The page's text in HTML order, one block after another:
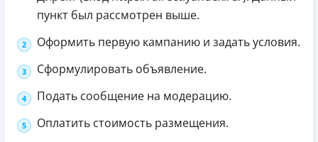
пункт был рассмотрен выше.
Оформить первую кампанию и задать условия.
Сформулировать объявление.
Подать сообщение на модерацию.
Оплатить стоимость размещения.